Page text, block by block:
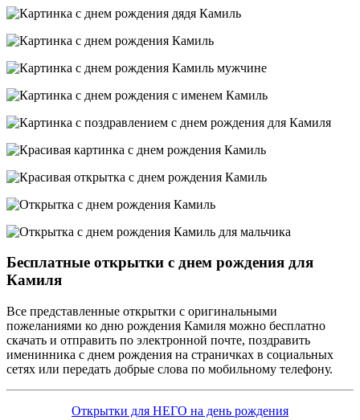
Бесплатные открытки с днем рождения для
Камиля
Все представленные открытки с оригинальными
пожеланиями ко дню рождения Камиля можно бесплатно
скачать и отправить по электронной почте, поздравить
именинника с днем рождения на страничках в социальных
сетях или передать добрые слова по мобильному телефону.
Открытки для НЕГО на день рождения